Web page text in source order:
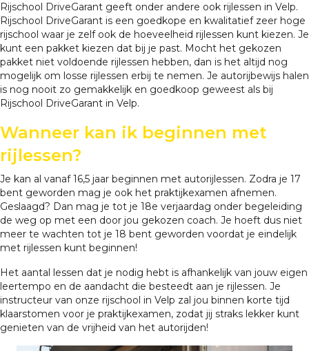
Rijschool DriveGarant geeft onder andere ook rijlessen in Velp.
Rijschool DriveGarant is een goedkope en kwalitatief zeer hoge
rijschool waar je zelf ook de hoeveelheid rijlessen kunt kiezen. Je
kunt een pakket kiezen dat bij je past. Mocht het gekozen
pakket niet voldoende rijlessen hebben, dan is het altijd nog
mogelijk om losse rijlessen erbij te nemen. Je autorijbewijs halen
is nog nooit zo gemakkelijk en goedkoop geweest als bij
Rijschool DriveGarant in Velp.
Wanneer kan ik beginnen met
rijlessen?
Je kan al vanaf 16,5 jaar beginnen met autorijlessen. Zodra je 17
bent geworden mag je ook het praktijkexamen afnemen.
Geslaagd? Dan mag je tot je 18e verjaardag onder begeleiding
de weg op met een door jou gekozen coach. Je hoeft dus niet
meer te wachten tot je 18 bent geworden voordat je eindelijk
met rijlessen kunt beginnen!
Het aantal lessen dat je nodig hebt is afhankelijk van jouw eigen
leertempo en de aandacht die besteedt aan je rijlessen. Je
instructeur van onze rijschool in Velp zal jou binnen korte tijd
klaarstomen voor je praktijkexamen, zodat jij straks lekker kunt
genieten van de vrijheid van het autorijden!